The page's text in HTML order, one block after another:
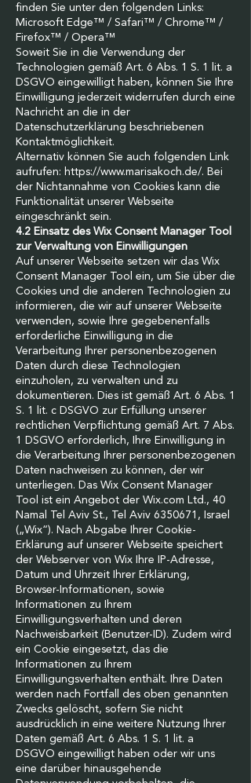
finden Sie unter den folgenden Links:
Microsoft Edge™ / Safari™ / Chrome™ /
Firefox™ / Opera™
Soweit Sie in die Verwendung der
Technologien gemäß Art. 6 Abs. 1 S. 1 lit. a
DSGVO eingewilligt haben, können Sie Ihre
Einwilligung jederzeit widerrufen durch eine
Nachricht an die in der
Datenschutzerklärung beschriebenen
Kontaktmöglichkeit.
Alternativ können Sie auch folgenden Link
aufrufen: https://www.marisakoch.de/. Bei
der Nichtannahme von Cookies kann die
Funktionalität unserer Webseite
eingeschränkt sein.
4.2 Einsatz des Wix Consent Manager Tool
zur Verwaltung von Einwilligungen
Auf unserer Webseite setzen wir das Wix
Consent Manager Tool ein, um Sie über die
Cookies und die anderen Technologien zu
informieren, die wir auf unserer Webseite
verwenden, sowie Ihre gegebenenfalls
erforderliche Einwilligung in die
Verarbeitung Ihrer personenbezogenen
Daten durch diese Technologien
einzuholen, zu verwalten und zu
dokumentieren. Dies ist gemäß Art. 6 Abs. 1
S. 1 lit. c DSGVO zur Erfüllung unserer
rechtlichen Verpflichtung gemäß Art. 7 Abs.
1 DSGVO erforderlich, Ihre Einwilligung in
die Verarbeitung Ihrer personenbezogenen
Daten nachweisen zu können, der wir
unterliegen. Das Wix Consent Manager
Tool ist ein Angebot der Wix.com Ltd., 40
Namal Tel Aviv St., Tel Aviv 6350671, Israel
(„Wix“). Nach Abgabe Ihrer Cookie-
Erklärung auf unserer Webseite speichert
der Webserver von Wix Ihre IP-Adresse,
Datum und Uhrzeit Ihrer Erklärung,
Browser-Informationen, sowie
Informationen zu Ihrem
Einwilligungsverhalten und deren
Nachweisbarkeit (Benutzer-ID). Zudem wird
ein Cookie eingesetzt, das die
Informationen zu Ihrem
Einwilligungsverhalten enthält. Ihre Daten
werden nach Fortfall des oben genannten
Zwecks gelöscht, sofern Sie nicht
ausdrücklich in eine weitere Nutzung Ihrer
Daten gemäß Art. 6 Abs. 1 S. 1 lit. a
DSGVO eingewilligt haben oder wir uns
eine darüber hinausgehende